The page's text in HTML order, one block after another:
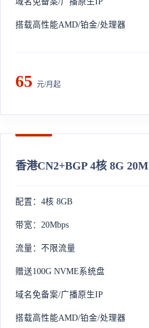
搭载高性能AMD/铂金/处理器
65 元/月起
香港CN2+BGP 4核 8G 20M
配置：4核 8GB
带宽：20Mbps
流量：不限流量
赠送100G NVME系统盘
域名免备案/广播原生IP
搭载高性能AMD/铂金/处理器